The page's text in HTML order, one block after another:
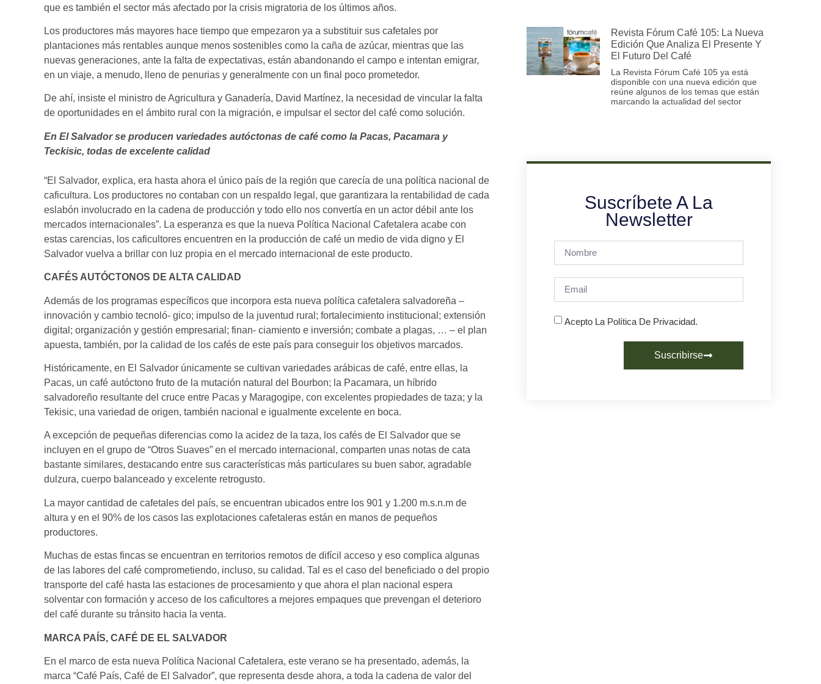
que es también el sector más afectado por la crisis migratoria de los últimos años.
Los productores más mayores hace tiempo que empezaron ya a substituir sus cafetales por
plantaciones más rentables aunque menos sostenibles como la caña de azúcar, mientras que las
nuevas generaciones, ante la falta de expectativas, están abandonando el campo e intentan emigrar,
en un viaje, a menudo, lleno de penurias y generalmente con un final poco prometedor.
De ahí, insiste el ministro de Agricultura y Ganadería, David Martínez, la necesidad de vincular la falta
de oportunidades en el ámbito rural con la migración, e impulsar el sector del café como solución.
En El Salvador se producen variedades autóctonas de café como la Pacas, Pacamara y
Teckisic, todas de excelente calidad
“El Salvador, explica, era hasta ahora el único país de la región que carecía de una política nacional de
caficultura. Los productores no contaban con un respaldo legal, que garantizara la rentabilidad de cada
eslabón involucrado en la cadena de producción y todo ello nos convertía en un actor débil ante los
mercados internacionales”. La esperanza es que la nueva Política Nacional Cafetalera acabe con
estas carencias, los caficultores encuentren en la producción de café un medio de vida digno y El
Salvador vuelva a brillar con luz propia en el mercado internacional de este producto.
CAFÉS AUTÓCTONOS DE ALTA CALIDAD
Además de los programas específicos que incorpora esta nueva política cafetalera salvadoreña –
innovación y cambio tecnoló- gico; impulso de la juventud rural; fortalecimiento institucional; extensión
digital; organización y gestión empresarial; finan- ciamiento e inversión; combate a plagas, … – el plan
apuesta, también, por la calidad de los cafés de este país para conseguir los objetivos marcados.
Históricamente, en El Salvador únicamente se cultivan variedades arábicas de café, entre ellas, la
Pacas, un café autóctono fruto de la mutación natural del Bourbon; la Pacamara, un híbrido
salvadoreño resultante del cruce entre Pacas y Maragogipe, con excelentes propiedades de taza; y la
Tekisic, una variedad de origen, también nacional e igualmente excelente en boca.
A excepción de pequeñas diferencias como la acidez de la taza, los cafés de El Salvador que se
incluyen en el grupo de “Otros Suaves” en el mercado internacional, comparten unas notas de cata
bastante similares, destacando entre sus características más particulares su buen sabor, agradable
dulzura, cuerpo balanceado y excelente retrogusto.
La mayor cantidad de cafetales del país, se encuentran ubicados entre los 901 y 1.200 m.s.n.m de
altura y en el 90% de los casos las explotaciones cafetaleras están en manos de pequeños
productores.
Muchas de estas fincas se encuentran en territorios remotos de difícil acceso y eso complica algunas
de las labores del café comprometiendo, incluso, su calidad. Tal es el caso del beneficiado o del propio
transporte del café hasta las estaciones de procesamiento y que ahora el plan nacional espera
solventar con formación y acceso de los caficultores a mejores empaques que prevengan el deterioro
del café durante su tránsito hacia la venta.
MARCA PAÍS, CAFÉ DE EL SALVADOR
En el marco de esta nueva Política Nacional Cafetalera, este verano se ha presentado, además, la
marca “Café País, Café de El Salvador”, que representa desde ahora, a toda la cadena de valor del
Revista Fórum Café 105: La Nueva
Edición Que Analiza El Presente Y
El Futuro Del Café
La Revista Fórum Café 105 ya está
disponible con una nueva edición que
reúne algunos de los temas que están
marcando la actualidad del sector
Suscríbete A La
Newsletter
Acepto La Política De Privacidad.
Suscribirse